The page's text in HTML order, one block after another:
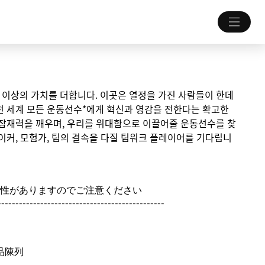
상의 가치를 더합니다. 이곳은 열정을 가진 사람들이 한데
계 모든 운동선수*에게 혁신과 영감을 전한다는 확고한
력을 깨우며, 우리를 위대함으로 이끌어줄 운동선수를 찾
, 모험가, 팀의 결속을 다질 팀워크 플레이어를 기다립니
がありますのでご注意ください
陳列